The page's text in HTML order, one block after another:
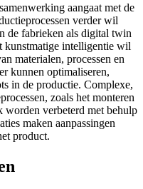
aangaat met de
verder wil
de fabrieken als digital twin
kunstmatige intelligentie wil
materialen, processen en
kunnen optimaliseren,
in de productie. Complexe,
zoals het monteren
worden verbeterd met behulp
maken aanpassingen
product.